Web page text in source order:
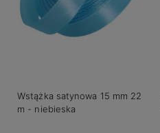
Wstążka satynowa 15 mm 22
m - niebieska